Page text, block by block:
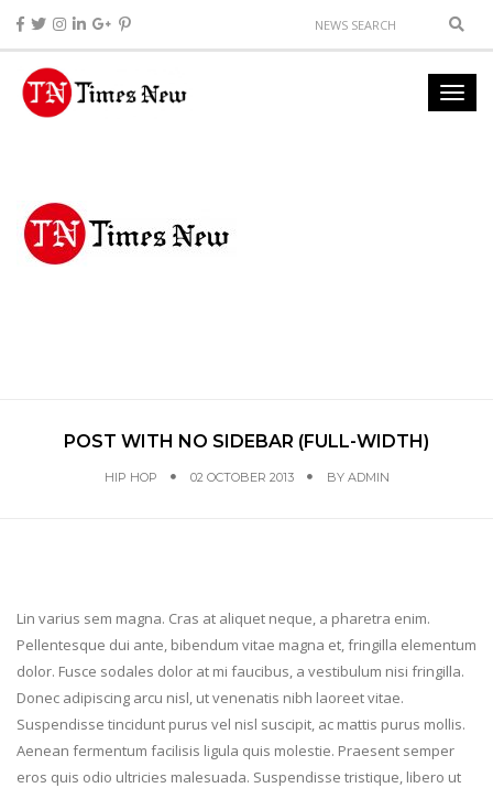
POST WITH NO SIDEBAR (FULL-WIDTH)
HIP HOP 02 OCTOBER 2013 BY ADMIN
Lin varius sem magna. Cras at aliquet neque, a pharetra enim.
Pellentesque dui ante, bibendum vitae magna et, fringilla elementum
dolor. Fusce sodales dolor at mi faucibus, a vestibulum nisi fringilla.
Donec adipiscing arcu nisl, ut venenatis nibh laoreet vitae.
Suspendisse tincidunt purus vel nisl suscipit, ac mattis purus mollis.
Aenean fermentum facilisis ligula quis molestie. Praesent semper
eros quis odio ultricies malesuada. Suspendisse tristique, libero ut